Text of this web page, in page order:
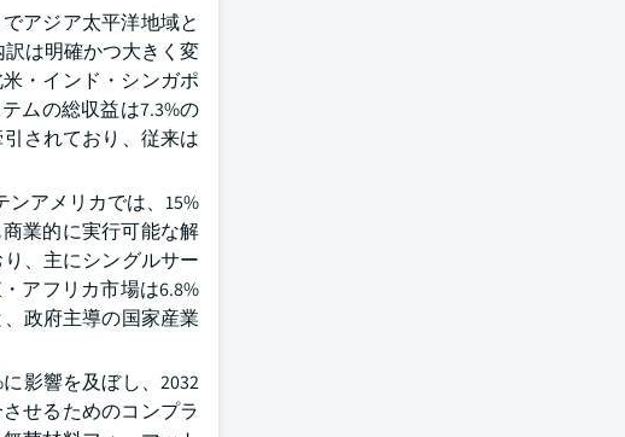
アジア太平洋地域と
は明確かつ大きく変
・インド・シンガポ
ムの総収益は7.3%の
されており、従来は
アメリカでは、15%
業的に実行可能な解
、主にシングルサー
アフリカ市場は6.8%
政府主導の国家産業
影響を及ぼし、2032
せるためのコンプラ